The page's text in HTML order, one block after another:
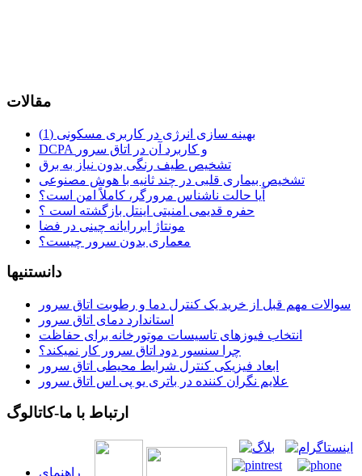
مقالات
بهینه سازی انرژی در کاربری مسکونی (1)
DCPA و کاربرد آن در اتاق سرور
تشخیص طیف رنگی بدون نیاز به برق
تشخیص بیماری قلبی در چند ثانیه با هوش مصنوعی
آیا حالت ناشناس مرورگر، کاملاً امن است؟
حفره قدیمی امنیتی اینتل بازگشته است ؟
مونتاژ ابررایانه چینی در فضا
معماری بدون سرور چیست؟
دانستنیها
سوالات مهم قبل از خرید یک کنترل دما و رطوبت اتاق سرور
استاندارد دمای اتاق سرور
انتخاب فیوزهای تاسیسات موتورخانه برای حفاظت
چرا سنسور دود اتاق سرور کار نمیکند؟
ابعاد فیزیکی کنترل شرایط محیطی اتاق سرور
علایم نگران کننده در باتری یو پی اس اتاق سرور
ارتباط با ما-کاتالوگ
راهنمای